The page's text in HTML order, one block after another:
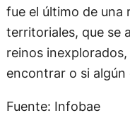
fue el último de una
territoriales, que se
reinos
encontrar o si algún
Fuente: Infobae